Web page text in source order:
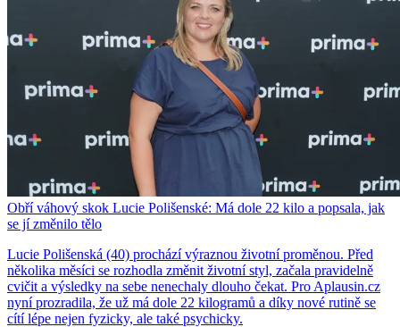
Obří váhový skok Lucie Polišenské: Má dole 22 kilo a popsala, jak
se jí změnilo tělo
Lucie Polišenská (40) prochází výraznou životní proměnou. Před
několika měsíci se rozhodla změnit životní styl, začala pravidelně
cvičit a výsledky na sebe nenechaly dlouho čekat. Pro Aplausin.cz
nyní prozradila, že už má dole 22 kilogramů a díky nové rutině se
cítí lépe nejen fyzicky, ale také psychicky.